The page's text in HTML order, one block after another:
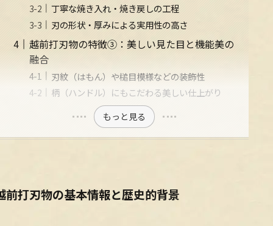
丁寧な焼き入れ・焼き戻しの工程
刃の形状・厚みによる実用性の高さ
越前打刃物の特徴③：美しい見た目と機能美の
融合
刃紋（はもん）や槌目模様などの装飾性
柄（ハンドル）にもこだわる美しい仕上がり
もっと見る
前打刃物の基本情報と歴史的背景